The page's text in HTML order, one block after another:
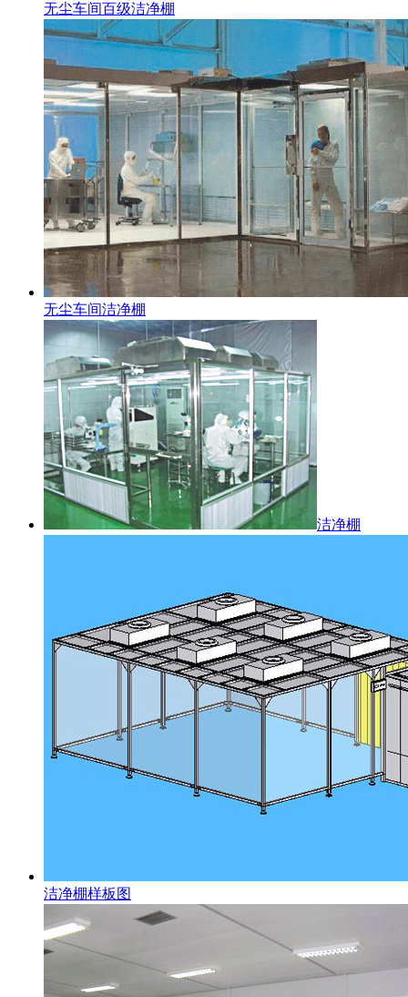
无尘车间百级洁净棚
无尘车间洁净棚
洁净棚
洁净棚样板图